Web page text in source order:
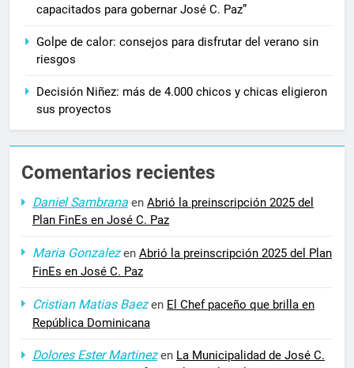
capacitados para gobernar José C. Paz”
Golpe de calor: consejos para disfrutar del verano sin
riesgos
Decisión Niñez: más de 4.000 chicos y chicas eligieron
sus proyectos
Comentarios recientes
Daniel Sambrana en Abrió la preinscripción 2025 del
Plan FinEs en José C. Paz
Maria Gonzalezen Abrió la preinscripción 2025 del Plan
FinEs en José C. Paz
Cristian Matias Baezen El Chef paceño que brilla en
República Dominicana
Dolores Ester Martinezen La Municipalidad de José C.